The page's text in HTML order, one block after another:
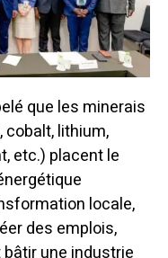
que les minerais
cobalt, lithium,
etc.) placent le
locale,
des emplois,
une industrie